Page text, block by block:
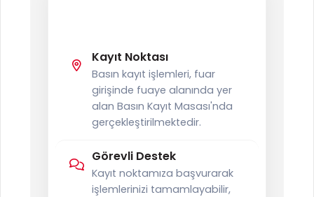
Kayıt Noktası
Basın kayıt işlemleri, fuar
girişinde fuaye alanında yer
alan Basın Kayıt Masası'nda
gerçekleştirilmektedir.
Görevli Destek
Kayıt noktamıza başvurarak
işlemlerinizi tamamlayabilir,